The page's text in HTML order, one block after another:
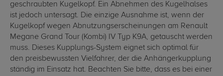
geschraubten Kugelkopf. Ein Abnehmen des Kugelhalses
ist jedoch untersagt. Die einzige Ausnahme ist, wenn der
Kugelkopf wegen Abnutzungserscheinungen am Renault
Megane Grand Tour (Kombi) IV Typ K9A, getauscht werden
muss. Dieses Kupplungs-System eignet sich optimal für
den preisbewussten Vielfahrer, der die Anhängerkupplung
ständig im Einsatz hat. Beachten Sie bitte, dass es bei einer